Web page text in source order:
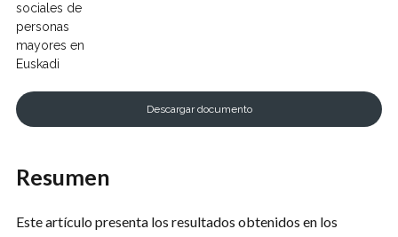
Descargar documento
Resumen
Este artículo presenta los resultados obtenidos en los